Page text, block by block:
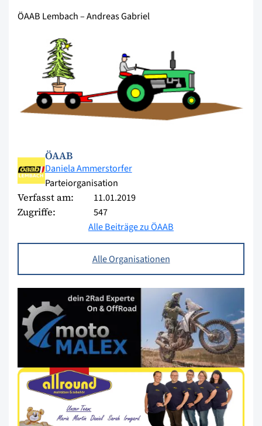
ÖAAB Lembach – Andreas Gabriel
ÖAAB
Daniela Ammerstorfer
Parteiorganisation
Verfasst am: 11.01.2019
Zugriffe:
547
Alle Beiträge zu ÖAAB
Alle Organisationen